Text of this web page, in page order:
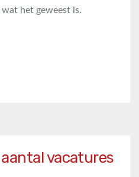
het geweest is.
vacatures